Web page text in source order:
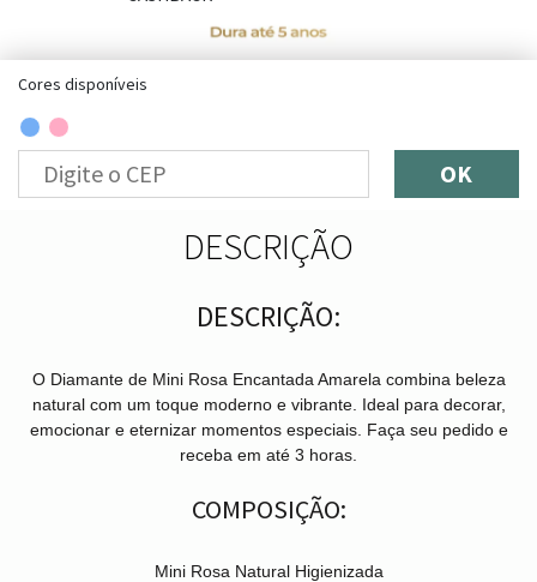
Cores disponíveis
OK
DESCRIÇÃO
DESCRIÇÃO:
O Diamante de Mini Rosa Encantada Amarela combina beleza
natural com um toque moderno e vibrante. Ideal para decorar,
emocionar e eternizar momentos especiais. Faça seu pedido e
receba em até 3 horas.
COMPOSIÇÃO:
Mini Rosa Natural Higienizada